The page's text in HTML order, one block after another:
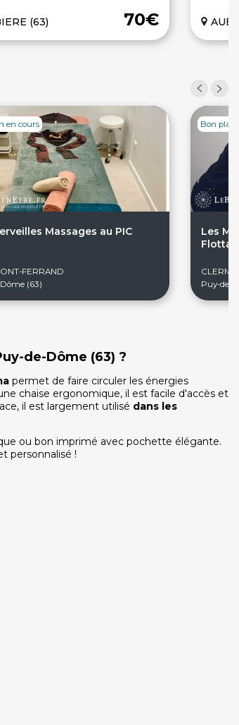
70€
(63)
Massages au PIC
FERRAND
(63)
en cours
Les
Puy-de-
Bon plan
de-Dôme (63) ?
permet de faire circuler les énergies
chaise ergonomique, il est facile d'accès et
il est largement utilisé dans les
ou bon imprimé avec pochette élégante.
personnalisé !